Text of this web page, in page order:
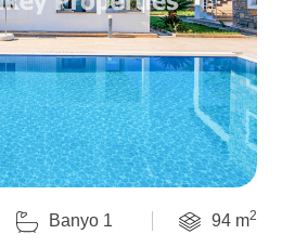
Banyo 1 94 m2